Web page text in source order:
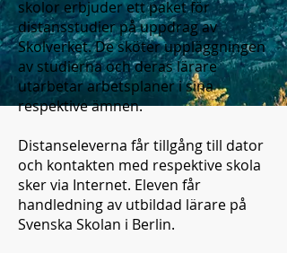
skolor erbjuder ett paket för
distansstudier på uppdrag av
Skolverket. De sköter uppläggningen
av studierna och deras lärare
utarbetar arbetsplaner i sina
respektive ämnen.
Distanseleverna får tillgång till dator
och kontakten med respektive skola
sker via Internet. Eleven får
handledning av utbildad lärare på
Svenska Skolan i Berlin.